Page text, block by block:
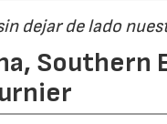
dejar de lado
Southern